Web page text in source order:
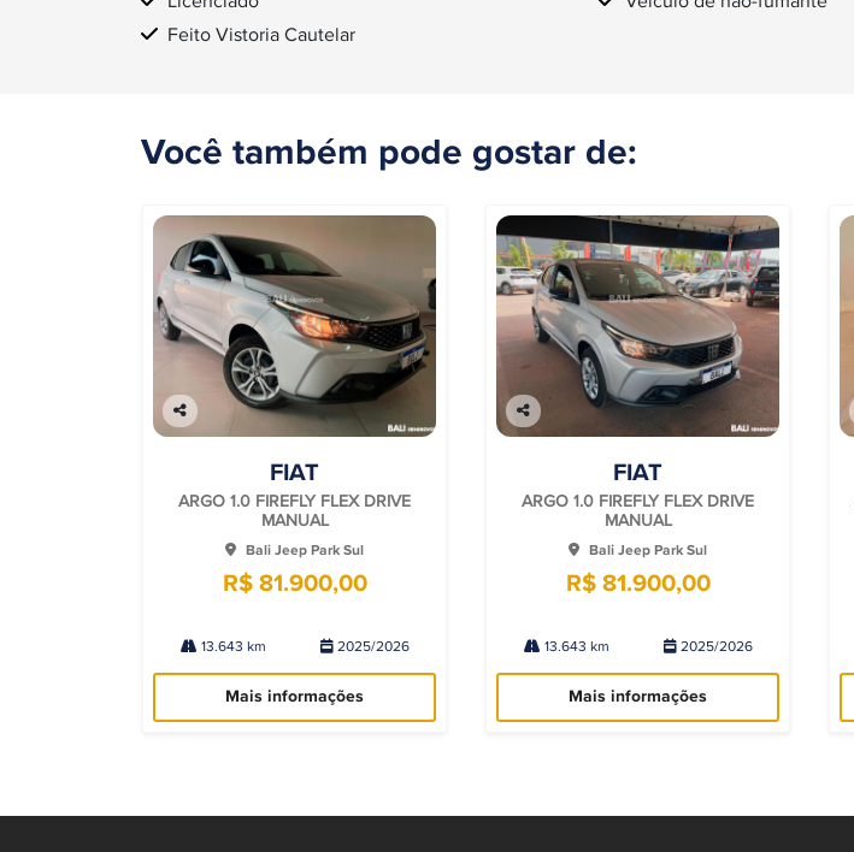
Feito Vistoria Cautelar
Você também pode gostar de:
Co
lhe
FIAT
ARGO 1.0 FIREFLY FLEX DRIVE
MANUAL
Bali Jeep Park Sul
R$ 81.900,00
13.643 km 2025/2026
Mais informações
Co
lhe
FIAT
ARGO 1.0 FIREFLY FLEX DRIVE
MANUAL
Bali Jeep Park Sul
R$ 81.900,00
13.643 km 2025/2026
Mais informações